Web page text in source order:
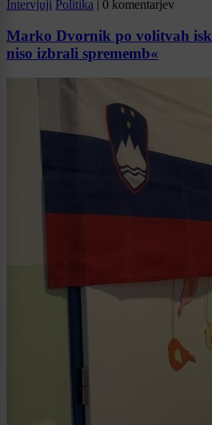
Intervjuji Politika | 0 komentarjev
Marko Dvornik po volitvah
niso izbrali sprememb«